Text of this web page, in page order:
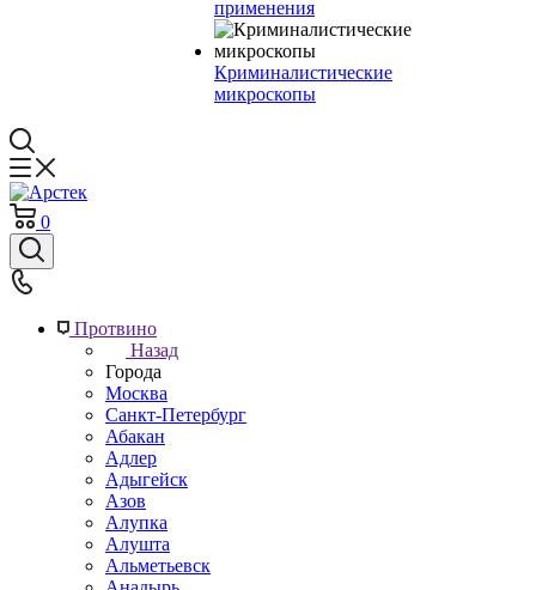
применения
Криминалистические
микроскопы
0
Протвино
Назад
Города
Москва
Санкт-Петербург
Абакан
Адлер
Адыгейск
Азов
Алупка
Алушта
Альметьевск